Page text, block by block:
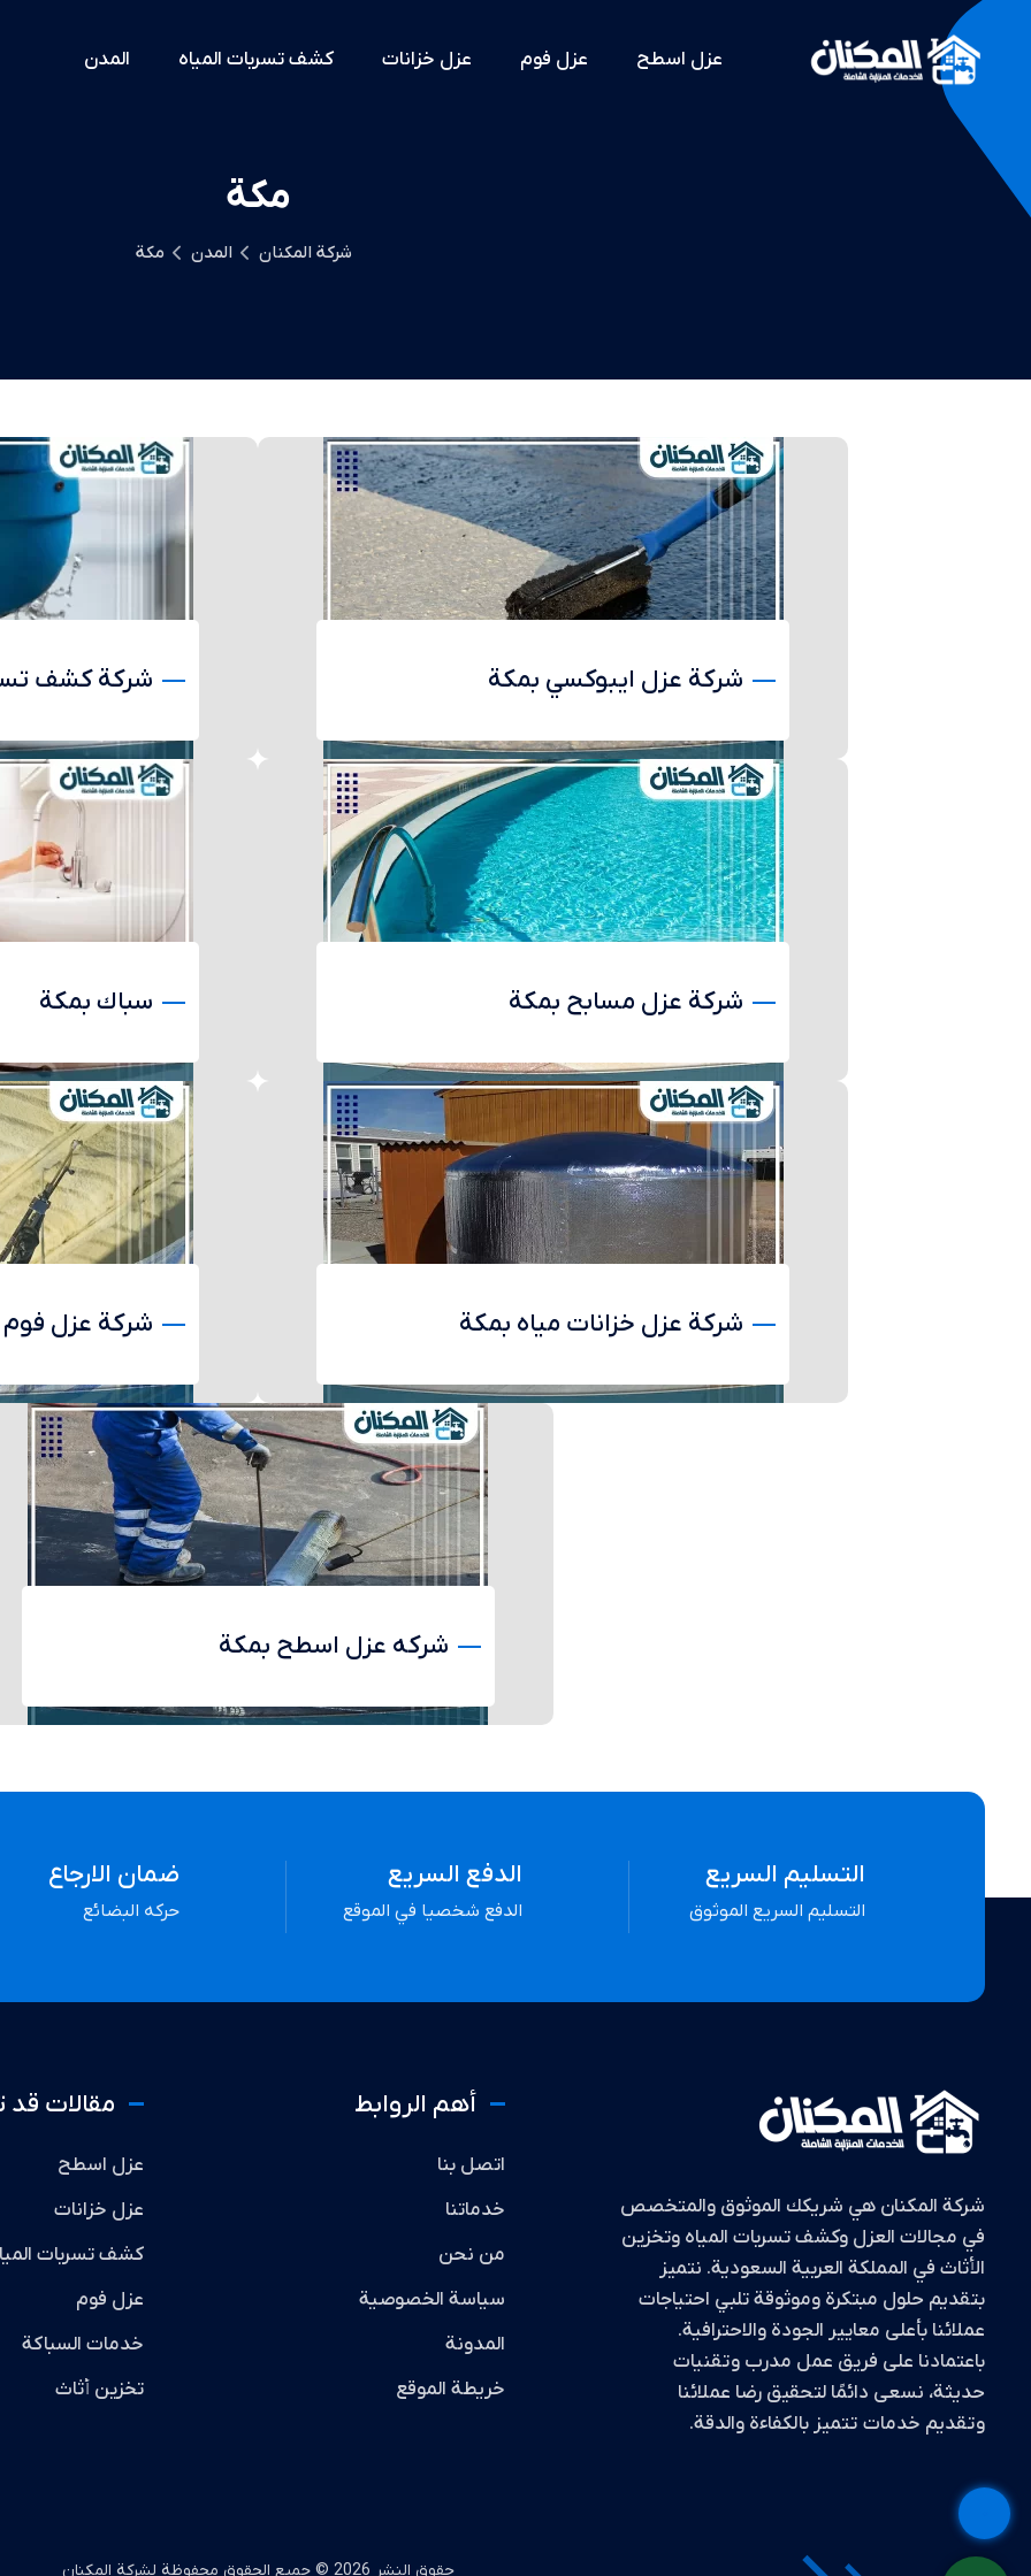
عزل اسطح عزل فوم عزل خزانات كشف تسربات المياه المدن
مكة
شركة المكنان المدن مكة
شركة عزل ايبوكسي بمكة شركة كشف
شركة عزل مسابح بمكة سباك بمكة
شركة عزل خزانات مياه بمكة شركة عزل
شركه عزل اسطح بمكة
التسليم السريع
التسليم السريع الموثوق
الدفع السريع
الدفع شخصيا في الموقع
ضمان الارجاع
حركه البضائع
شركة المكنان هي شريكك الموثوق والمتخصص
في مجالات العزل وكشف تسربات المياه وتخزين
الأثاث في المملكة العربية السعودية. نتميز
بتقديم حلول مبتكرة وموثوقة تلبي احتياجات
عملائنا بأعلى معايير الجودة والاحترافية.
باعتمادنا على فريق عمل مدرب وتقنيات
حديثة، نسعى دائمًا لتحقيق رضا عملائنا
وتقديم خدمات تتميز بالكفاءة والدقة.
أهم الروابط
اتصل بنا
خدماتنا
من نحن
سياسة الخصوصية
المدونة
خريطة الموقع
مقالات
عزل اسطح
عزل خزانات
كشف تسربات
عزل فوم
خدمات السباكة
تخزين أثاث
حقوق النشر 2026 © جميع الحقوق محفوظة لشركة المكنان